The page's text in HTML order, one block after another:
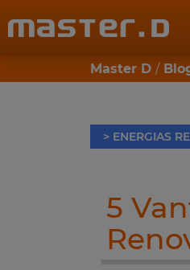
Master D
> ENERGIAS
5